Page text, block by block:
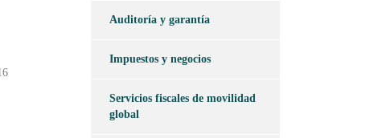
Auditoría y garantía
Impuestos y negocios
Servicios fiscales de movilidad
global